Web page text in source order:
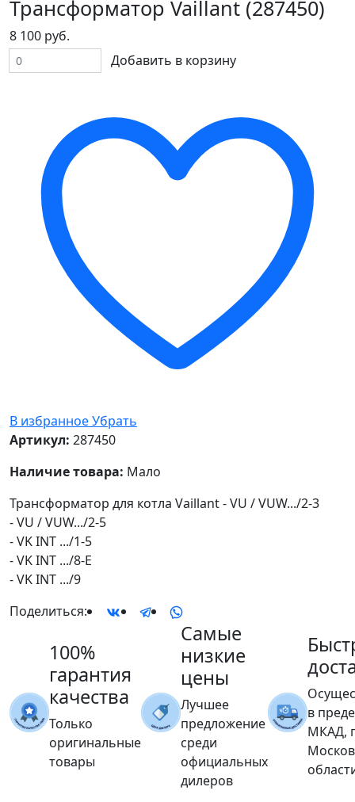
Трансформатор Vaillant (287450)
8 100 руб.
Добавить в корзину
В избранноеУбрать
Артикул: 287450
Наличие товара: Мало
Трансформатор для котла Vaillant - VU / VUW.../2-3
- VU / VUW.../2-5
- VK INT .../1-5
- VK INT .../8-E
- VK INT .../9
Поделиться:
100%
гарантия
качества
Только
оригинальные
товары
Самые
низкие
цены
Лучшее
предложение
среди
официальных
дилеров
в
МКАД,